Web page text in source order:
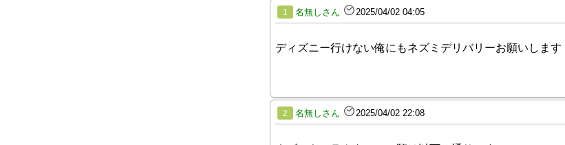
1 名無しさん 2025/04/02 04:05
ディズニー行けない俺にもネズミデリバリーお願いします
2 名無しさん 2025/04/02 22:08